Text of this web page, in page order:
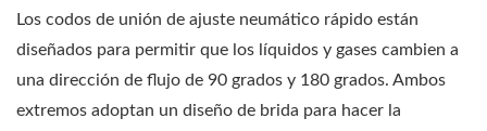
Los codos de unión de ajuste neumático rápido están
diseñados para permitir que los líquidos y gases cambien a
una dirección de flujo de 90 grados y 180 grados. Ambos
extremos adoptan un diseño de brida para hacer la